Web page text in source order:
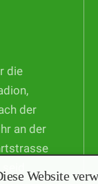
die
der
an der
Website